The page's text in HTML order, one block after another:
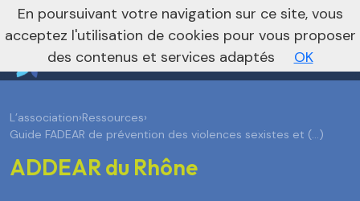
Vers le site national
L’association›Ressources›
Guide FADEAR de prévention des violences sexistes et (…)
ADDEAR du Rhône
En poursuivant votre navigation sur ce site, vous
acceptez l'utilisation de cookies pour vous proposer
des contenus et services adaptés
OK